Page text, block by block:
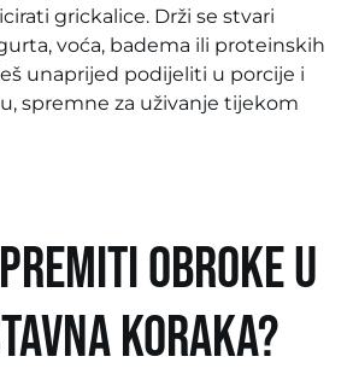
grickalice. Drži se stvari
voća, badema ili proteinskih
unaprijed podijeliti u porcije i
spremne za uživanje tijekom
obroke u
koraka?